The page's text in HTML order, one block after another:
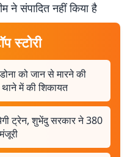
ने संपादित नहीं किया है
स्टोरी
को जान से मारने की
में की शिकायत
ट्रेन, शुभेंदु सरकार ने 380